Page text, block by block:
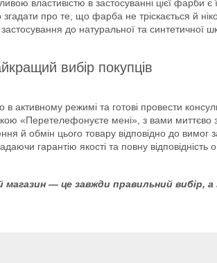
властивістю в застосуванні цієї фарби є
про те, що фарба не тріскається й
до натуральної та синтетичної
вибір покупців
активному режимі та готові провести
«Перетелефонуєте мені», з вами миттєво
й обмін цього товару відповідно до вимог
гарантію якості та повну відповідність
магазин — це завжди правильний вибір,